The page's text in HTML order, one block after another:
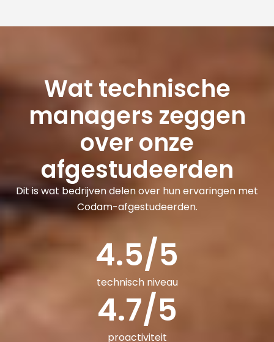
Wat technische
managers zeggen
over onze
afgestudeerden
Dit is wat bedrijven delen over hun ervaringen met
Codam-afgestudeerden.
technisch niveau
4.5/5
proactiviteit
4.7/5